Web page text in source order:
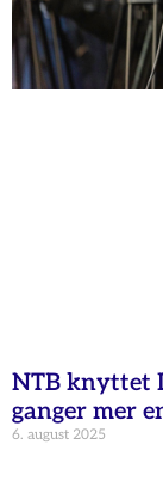
NTB knyttet
ganger mer
6. august 2025